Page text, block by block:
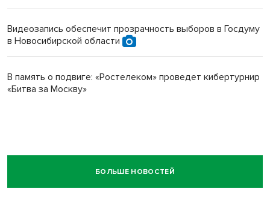
Видеозапись обеспечит прозрачность выборов в Госдуму
в Новосибирской области
В память о подвиге: «Ростелеком» проведет кибертурнир
«Битва за Москву»
БОЛЬШЕ НОВОСТЕЙ